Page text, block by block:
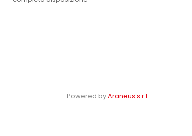
Powered byAraneus s.r.l.